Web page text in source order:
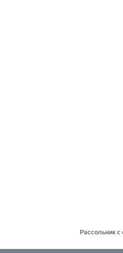
Рассольник